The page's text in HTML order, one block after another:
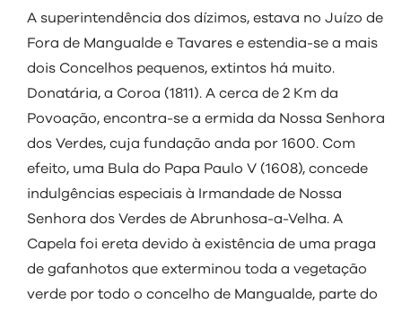
A superintendência dos dízimos, estava no Juízo de
Fora de Mangualde e Tavares e estendia-se a mais
dois Concelhos pequenos, extintos há muito.
Donatária, a Coroa (1811). A cerca de 2 Km da
Povoação, encontra-se a ermida da Nossa Senhora
dos Verdes, cuja fundação anda por 1600. Com
efeito, uma Bula do Papa Paulo V (1608), concede
indulgências especiais à Irmandade de Nossa
Senhora dos Verdes de Abrunhosa-a-Velha. A
Capela foi ereta devido à existência de uma praga
de gafanhotos que exterminou toda a vegetação
verde por todo o concelho de Mangualde, parte do